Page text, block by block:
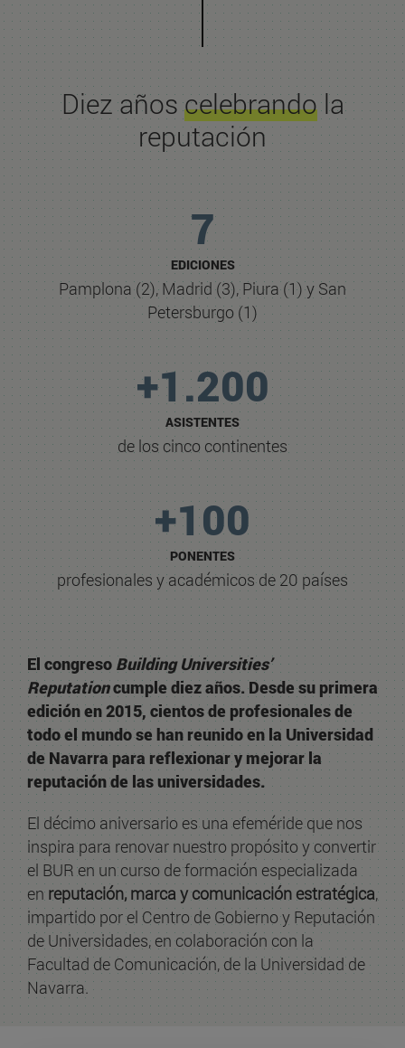
Diez añoscelebrandola
reputación
7
EDICIONES
Pamplona (2), Madrid (3), Piura (1) y San
Petersburgo (1)
+1.200
ASISTENTES
de los cinco continentes
+100
PONENTES
profesionales y académicos de 20 países
El congreso Building Universities’
Reputationcumple diez años. Desde su primera
edición en 2015, cientos de profesionales de
todo el mundo se han reunido en la Universidad
de Navarra para reflexionar y mejorar la
reputación de las universidades.
El décimo aniversario es una efeméride que nos
inspira para renovar nuestro propósito y convertir
el BUR en un curso de formación especializada
enreputación, marca y comunicación estratégica,
impartido por el Centro de Gobierno y Reputación
de Universidades, en colaboración con la
Facultad de Comunicación, de la Universidad de
Navarra.